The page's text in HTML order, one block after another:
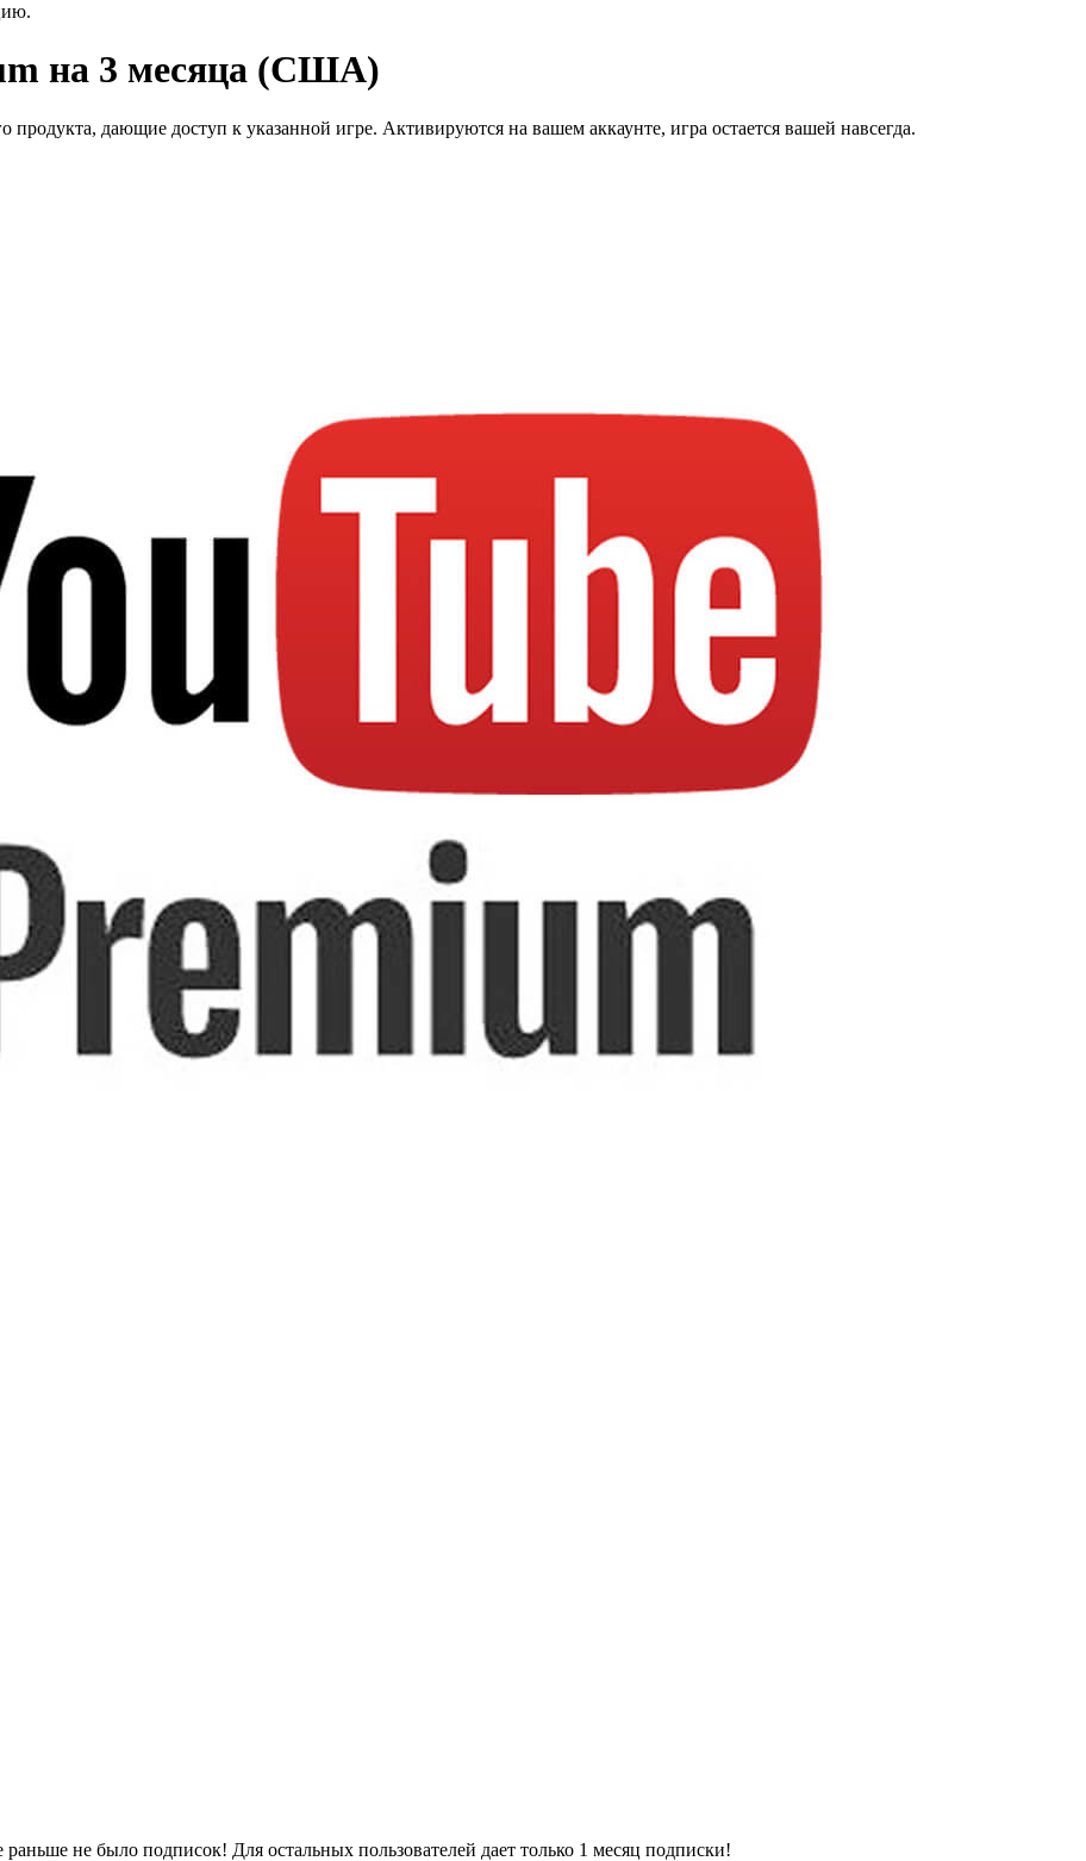
на 3 месяца (США)
дающие доступ к указанной игре. Активируются на вашем аккаунте, игра остается вашей навсегда.
не было подписок! Для остальных пользователей дает только 1 месяц подписки!